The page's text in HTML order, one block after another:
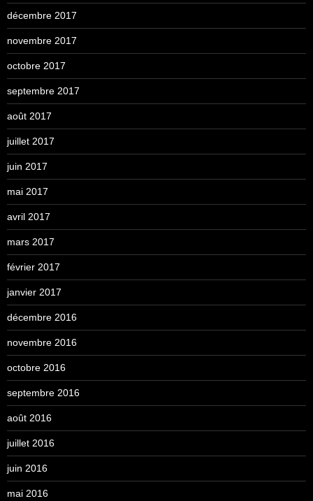
décembre 2017
novembre 2017
octobre 2017
septembre 2017
août 2017
juillet 2017
juin 2017
mai 2017
avril 2017
mars 2017
février 2017
janvier 2017
décembre 2016
novembre 2016
octobre 2016
septembre 2016
août 2016
juillet 2016
juin 2016
mai 2016